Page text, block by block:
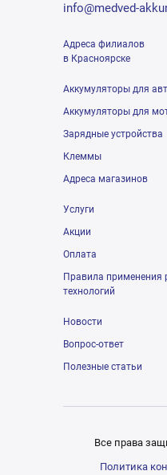
info@medved-
Адреса филиалов
в Красноярске
Аккумуляторы для
Аккумуляторы для
Зарядные устройства
Клеммы
Адреса магазинов
Услуги
Акции
Оплата
Правила применения
технологий
Новости
Вопрос-ответ
Полезные статьи
Все права
Политика